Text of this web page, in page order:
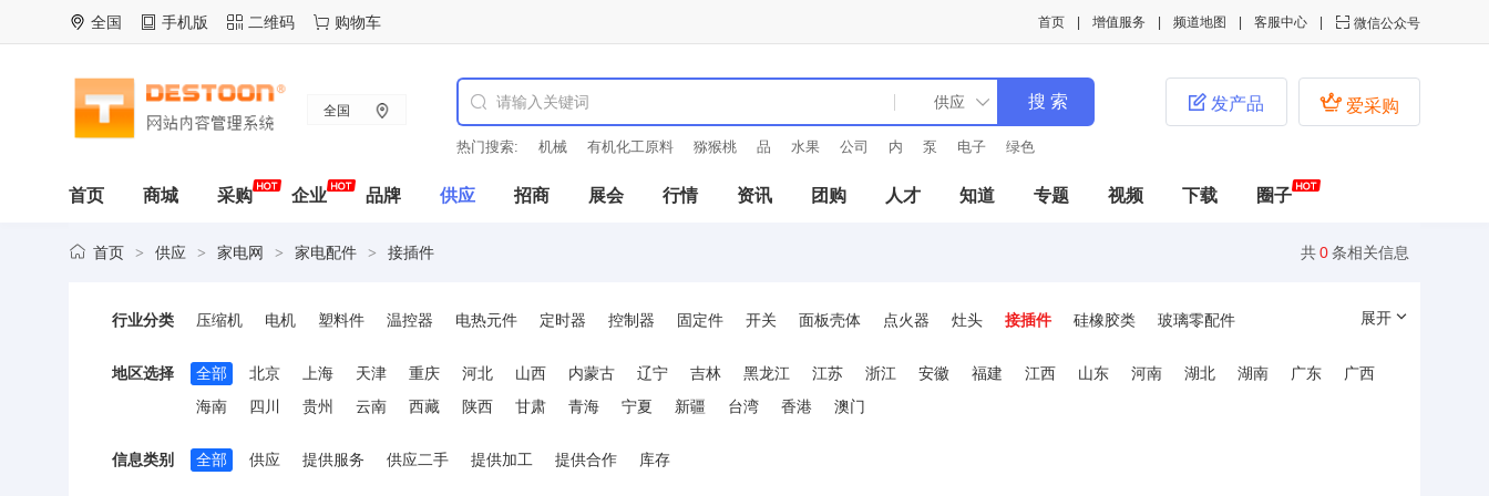
全国 手机版 二维码 购物车  微信公众号
客服中心
频道地图
增值服务
首页
全国
热门搜索: 机械 有机化工原料 猕猴桃 品 水果 公司 内 泵 电子 绿色
 爱采购
 发产品
首页 商城 采购 企业 品牌 供应 招商 展会 行情 资讯 团购 人才 知道 专题 视频 下载 圈子
共0条相关信息
首页 > 供应 > 家电网 > 家电配件 > 接插件
行业分类 压缩机 电机 塑料件 温控器 电热元件 定时器 控制器 固定件 开关 面板壳体 点火器 灶头 接插件 硅橡胶类
玻璃零配件
展开
地区选择 全部 北京 上海 天津 重庆 河北 山西 内蒙古 辽宁 吉林 黑龙江 江苏 浙江 安徽 福建 江西 山东 河南 湖北 湖南 广东
广西
海南
四川 贵州 云南 西藏 陕西 甘肃 青海 宁夏 新疆 台湾 香港 澳门
信息类别 全部 供应 提供服务 供应二手 提供加工 提供合作 库存